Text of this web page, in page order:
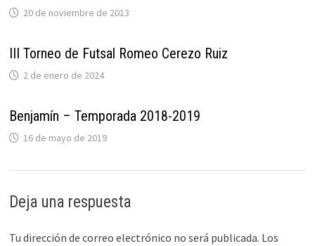
20 de noviembre de 2013
III Torneo de Futsal Romeo Cerezo Ruiz
2 de enero de 2024
Benjamín – Temporada 2018-2019
16 de mayo de 2019
Deja una respuesta
Tu dirección de correo electrónico no será publicada. Los